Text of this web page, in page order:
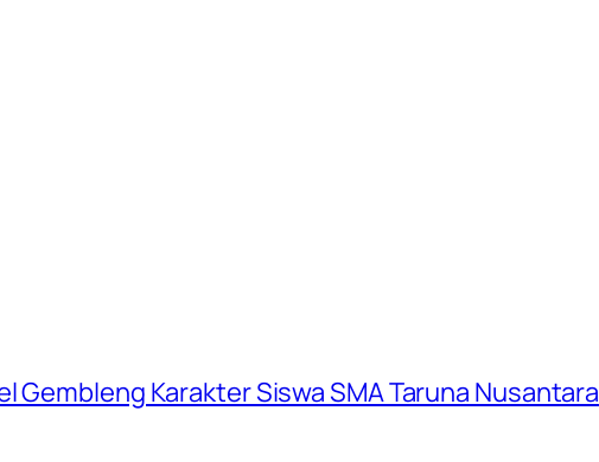
Gembleng Karakter Siswa SMA Taruna Nusantara